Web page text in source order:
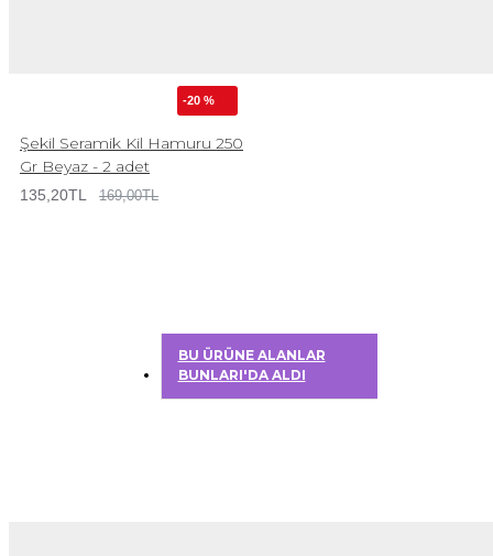
-20 %
Şekil Seramik Kil Hamuru 250
Gr Beyaz - 2 adet
135,20TL 169,00TL
BU ÜRÜNE ALANLAR
BUNLARI'DA ALDI